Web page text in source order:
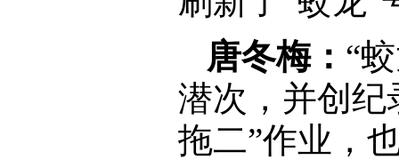
唐冬梅： “
潜次，并创纪
拖二”作业，